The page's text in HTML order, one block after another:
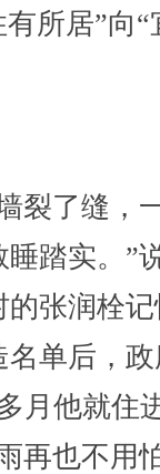
所居”向“
了缝，
踏实。”
张润栓
名单后，
月他就住
再也不用